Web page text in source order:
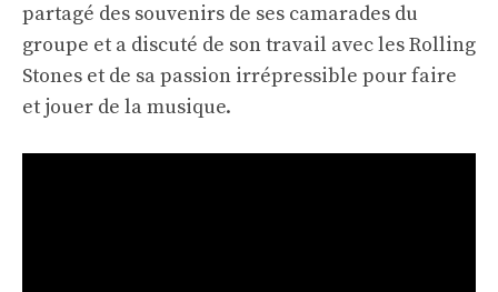
partagé des souvenirs de ses camarades du
groupe et a discuté de son travail avec les Rolling
Stones et de sa passion irrépressible pour faire
et jouer de la musique.